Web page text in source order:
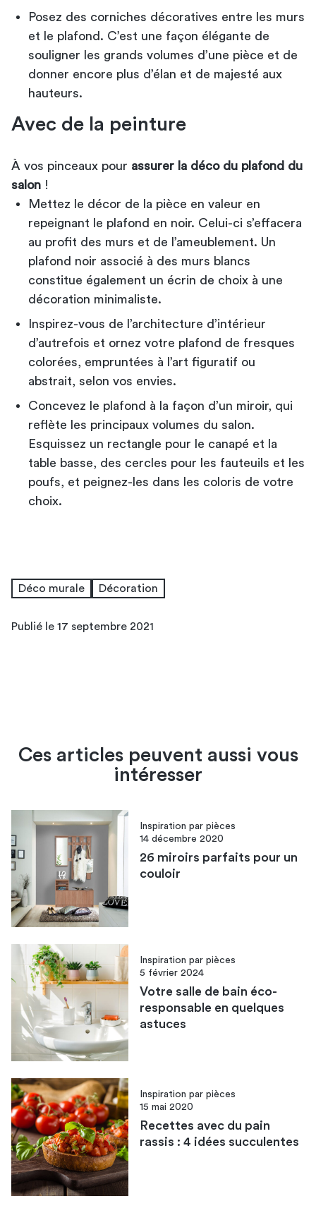
Posez des corniches décoratives entre les murs
et le plafond. C’est une façon élégante de
souligner les grands volumes d’une pièce et de
donner encore plus d’élan et de majesté aux
hauteurs.
Avec de la peinture
À vos pinceaux pour assurer la déco du plafond du
salon !
Mettez le décor de la pièce en valeur en
repeignant le plafond en noir. Celui-ci s’effacera
au profit des murs et de l’ameublement. Un
plafond noir associé à des murs blancs
constitue également un écrin de choix à une
décoration minimaliste.
Inspirez-vous de l’architecture d’intérieur
d’autrefois et ornez votre plafond de fresques
colorées, empruntées à l’art figuratif ou
abstrait, selon vos envies.
Concevez le plafond à la façon d’un miroir, qui
reflète les principaux volumes du salon.
Esquissez un rectangle pour le canapé et la
table basse, des cercles pour les fauteuils et les
poufs, et peignez-les dans les coloris de votre
choix.
Déco murale Décoration
Publié le 17 septembre 2021
Ces articles peuvent aussi vous
intéresser
Inspiration par pièces
14 décembre 2020
26 miroirs parfaits pour un
couloir
Inspiration par pièces
5 février 2024
Votre salle de bain éco-
responsable en quelques
astuces
Inspiration par pièces
15 mai 2020
Recettes avec du pain
rassis : 4 idées succulentes